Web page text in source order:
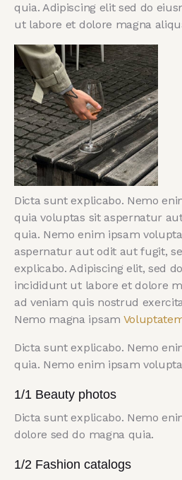
quia. Adipiscing elit sed do
ut labore et dolore magna
Dicta sunt explicabo. Nemo
quia voluptas sit aspernatur
quia. Nemo enim ipsam
aspernatur aut odit aut fugit,
explicabo. Adipiscing elit, sed
incididunt ut labore et dolore
ad veniam quis nostrud
Nemo magna ipsam
Dicta sunt explicabo. Nemo
quia. Nemo enim ipsam
1/1 Beauty photos
Dicta sunt explicabo. Nemo
dolore sed do magna quia.
1/2 Fashion catalogs